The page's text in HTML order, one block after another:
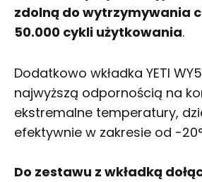
zdolną do wytrzymywania
50.000 cykli użytkowania.
Dodatkowo wkładka YETI
najwyższą odpornością na
ekstremalne temperatury,
efektywnie w zakresie od -
Do zestawu z wkładką